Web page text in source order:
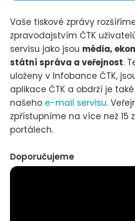
Vaše tiskové zprávy
zpravodajstvím ČTK
servisu jako jsou média,
státní správa a veřejnost.
uloženy v Infobance ČTK,
aplikace ČTK a obdrží je
našeho e-mail servisu.
zpřístupníme na více než 15
portálech.
Doporučujeme